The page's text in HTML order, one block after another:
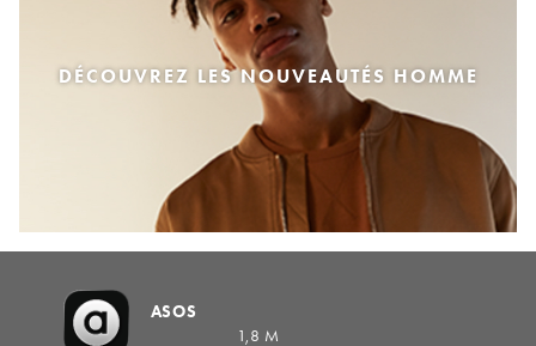
DÉCOUVREZ LES NOUVEAUTÉS HOMME
ASOS
1,8 M